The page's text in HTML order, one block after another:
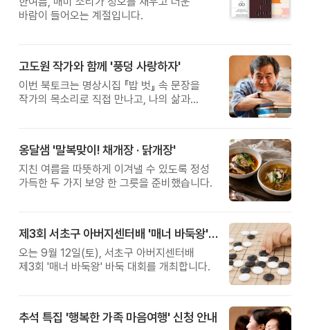
바람이 들어오는 계절입니다.
고도원 작가와 함께 '풍덩 사랑하자'
이번 북토크는 명상시집 『밥 벗』 속 문장을
작가의 목소리로 직접 만나고, 나의 삶과
옹달샘 '말복맞이! 채개장 · 닭개장'
지친 여름을 따뜻하게 이겨낼 수 있도록 정성
가득한 두 가지 보양 한 그릇을 준비했습니다.
제3회 서초구 아버지센터배 '매너 바둑왕' 대회
오는 9월 12일(토), 서초구 아버지센터배
제3회 '매너 바둑왕' 바둑 대회를 개최합니다.
추석 특집 '행복한 가족 마음여행' 신청 안내